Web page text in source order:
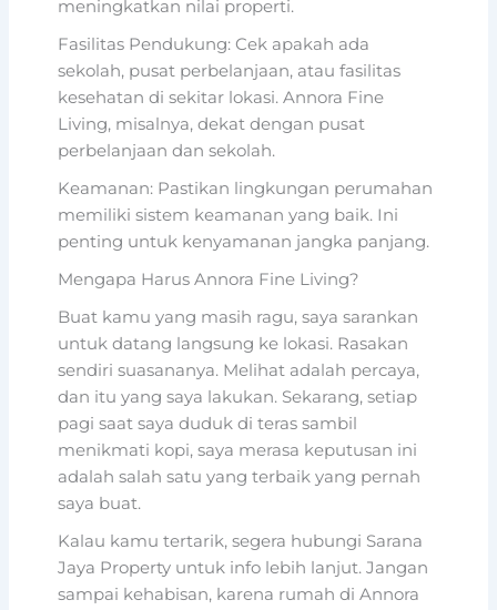
meningkatkan nilai properti.
Fasilitas Pendukung: Cek apakah ada
sekolah, pusat perbelanjaan, atau fasilitas
kesehatan di sekitar lokasi. Annora Fine
Living, misalnya, dekat dengan pusat
perbelanjaan dan sekolah.
Keamanan: Pastikan lingkungan perumahan
memiliki sistem keamanan yang baik. Ini
penting untuk kenyamanan jangka panjang.
Mengapa Harus Annora Fine Living?
Buat kamu yang masih ragu, saya sarankan
untuk datang langsung ke lokasi. Rasakan
sendiri suasananya. Melihat adalah percaya,
dan itu yang saya lakukan. Sekarang, setiap
pagi saat saya duduk di teras sambil
menikmati kopi, saya merasa keputusan ini
adalah salah satu yang terbaik yang pernah
saya buat.
Kalau kamu tertarik, segera hubungi Sarana
Jaya Property untuk info lebih lanjut. Jangan
sampai kehabisan, karena rumah di Annora